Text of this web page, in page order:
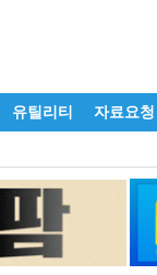
유틸리티 자료요청